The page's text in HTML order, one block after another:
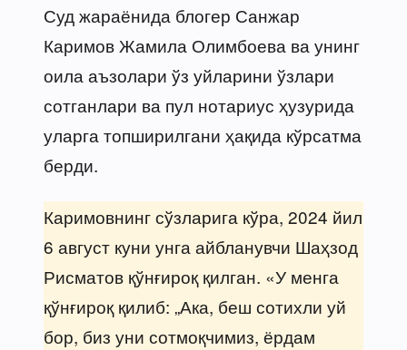
Суд жараёнида блогер Санжар
Каримов Жамила Олимбоева ва унинг
оила аъзолари ўз уйларини ўзлари
сотганлари ва пул нотариус ҳузурида
уларга топширилгани ҳақида кўрсатма
берди.
Каримовнинг сўзларига кўра, 2024 йил
6 август куни унга айбланувчи Шаҳзод
Рисматов қўнғироқ қилган. «У менга
қўнғироқ қилиб: „Ака, беш сотихли уй
бор, биз уни сотмоқчимиз, ёрдам